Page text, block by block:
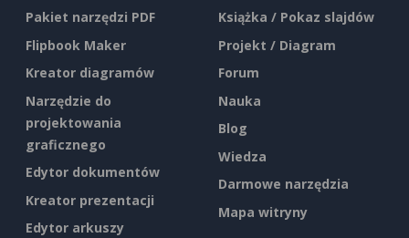
Pakiet narzędzi PDF
Flipbook Maker
Kreator diagramów
Narzędzie do
projektowania
graficznego
Edytor dokumentów
Kreator prezentacji
Edytor arkuszy
Książka / Pokaz slajdów
Projekt / Diagram
Forum
Nauka
Blog
Wiedza
Darmowe narzędzia
Mapa witryny